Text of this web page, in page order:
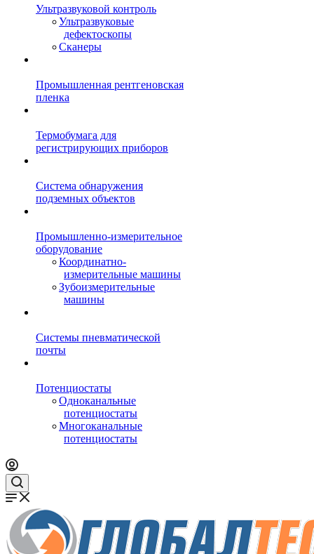
Ультразвуковой контроль
Ультразвуковые
дефектоскопы
Сканеры
Промышленная рентгеновская
пленка
Термобумага для
регистрирующих приборов
Система обнаружения
подземных объектов
Промышленно-измерительное
оборудование
Координатно-
измерительные машины
Зубоизмерительные
машины
Системы пневматической
почты
Потенциостаты
Одноканальные
потенциостаты
Многоканальные
потенциостаты